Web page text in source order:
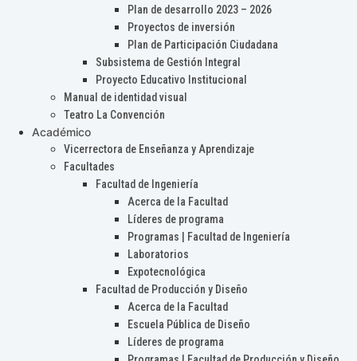
Plan de desarrollo 2023 – 2026
Proyectos de inversión
Plan de Participación Ciudadana
Subsistema de Gestión Integral
Proyecto Educativo Institucional
Manual de identidad visual
Teatro La Convención
Académico
Vicerrectora de Enseñanza y Aprendizaje
Facultades
Facultad de Ingeniería
Acerca de la Facultad
Líderes de programa
Programas | Facultad de Ingeniería
Laboratorios
Expotecnológica
Facultad de Producción y Diseño
Acerca de la Facultad
Escuela Pública de Diseño
Líderes de programa